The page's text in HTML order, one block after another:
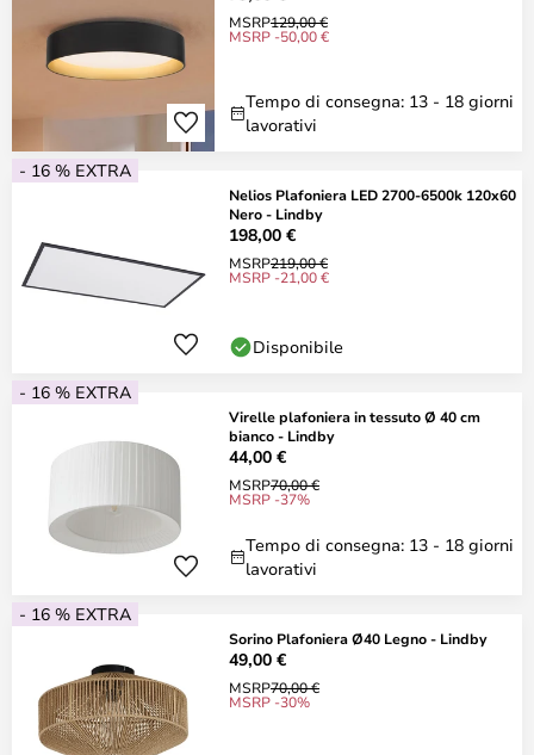
MSRP129,00 €
MSRP -50,00 €
Tempo di consegna: 13 - 18 giorni
lavorativi
- 16 % EXTRA
Nelios Plafoniera LED 2700-6500k 120x60
Nero - Lindby
198,00 €
MSRP219,00 €
MSRP -21,00 €
Disponibile
- 16 % EXTRA
Virelle plafoniera in tessuto Ø 40 cm
bianco - Lindby
44,00 €
MSRP70,00 €
MSRP -37%
Tempo di consegna: 13 - 18 giorni
lavorativi
- 16 % EXTRA
Sorino Plafoniera Ø40 Legno - Lindby
49,00 €
MSRP70,00 €
MSRP -30%